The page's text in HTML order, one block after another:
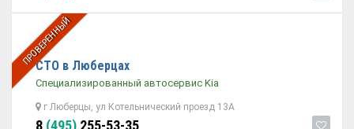
ПРОВЕРЕННЫЙ
СТО в Люберцах
Специализированный автосервис Kia
г Люберцы, ул Котельнический проезд 13А
8 (495) 255-53-35